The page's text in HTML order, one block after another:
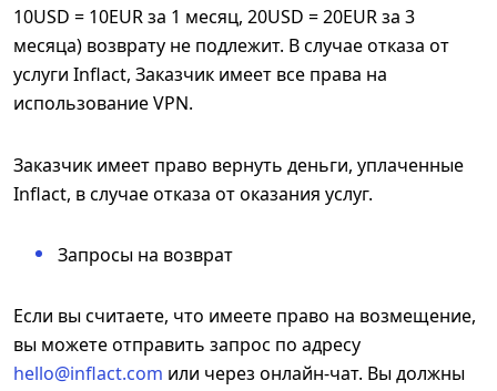
10USD = 10EUR за 1 месяц, 20USD = 20EUR за 3
месяца) возврату не подлежит. В случае отказа от
услуги Inflact, Заказчик имеет все права на
использование VPN.
Заказчик имеет право вернуть деньги, уплаченные
Inflact, в случае отказа от оказания услуг.
Запросы на возврат
Если вы считаете, что имеете право на возмещение,
вы можете отправить запрос по адресу
hello@inflact.com или через онлайн-чат. Вы должны